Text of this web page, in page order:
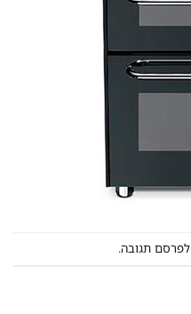
לפרסם תגובה.